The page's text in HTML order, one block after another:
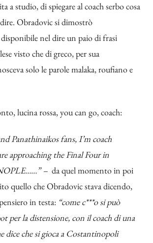
a studio, di spiegare al coach serbo cosa
Obradovic si dimostrò
nel dire un paio di frasi
visto che di greco, per sua
solo le parole malaka, roufiano e
lucina rossa, you can go, coach:
Panathinaikos fans, I’m coach
approaching the Final Four in
– da quel momento in poi
quello che Obradovic stava dicendo,
in testa: “come c***o si può
per la distensione, con il coach di una
dice che si gioca a Costantinopoli